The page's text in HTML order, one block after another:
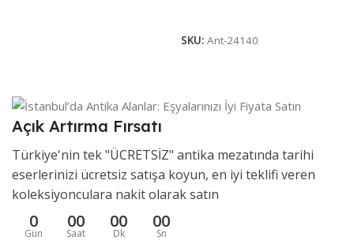
SKU: Ant-24140
Açık Artırma Fırsatı
Türkiye'nin tek "ÜCRETSİZ" antika mezatında tarihi
eserlerinizi ücretsiz satışa koyun, en iyi teklifi veren
koleksiyonculara nakit olarak satın
0
Gün
00
Saat
00
Dk
00
Sn